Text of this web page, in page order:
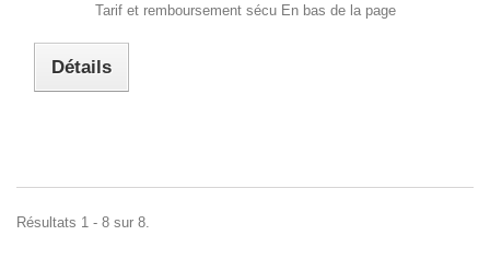
Tarif et remboursement sécu En bas de la page
Détails
Résultats 1 - 8 sur 8.